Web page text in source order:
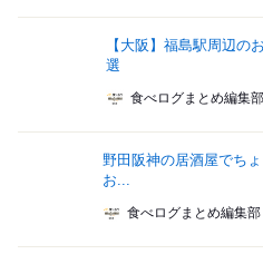
【大阪】福島駅周辺の
選
食べログまとめ編集部
野田阪神の居酒屋でち
お...
食べログまとめ編集部